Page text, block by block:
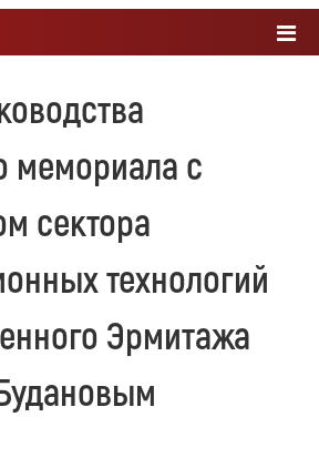
мемориала с
сектора
технологий
Эрмитажа